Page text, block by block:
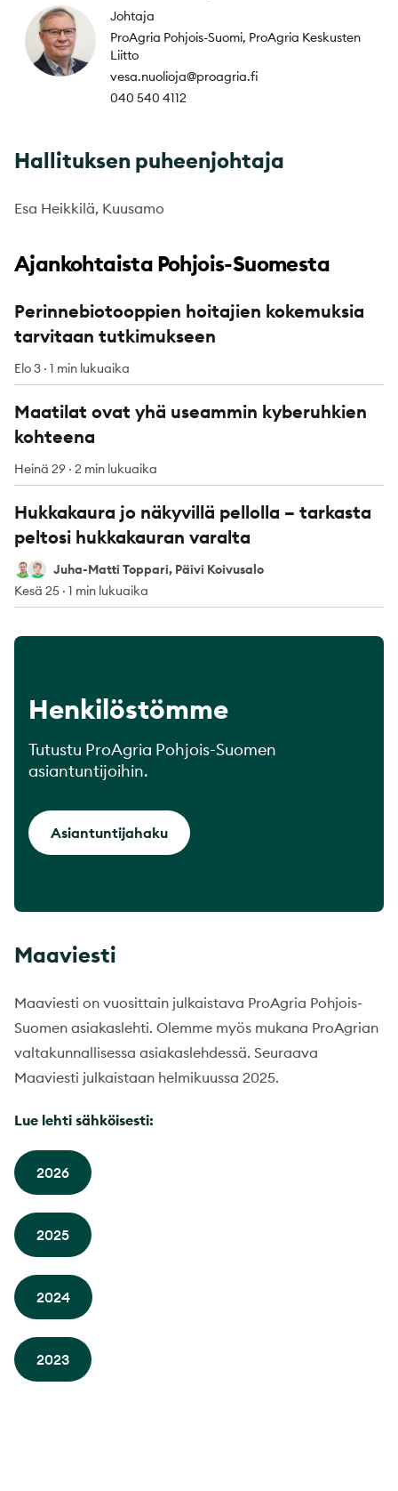
Johtaja
ProAgria Pohjois-Suomi, ProAgria Keskusten
Liitto
vesa.nuolioja@proagria.fi
040 540 4112
Hallituksen puheenjohtaja
Esa Heikkilä, Kuusamo
Ajankohtaista Pohjois-Suomesta
Perinnebiotooppien hoitajien kokemuksia
tarvitaan tutkimukseen
Elo 3 · 1 min lukuaika
Maatilat ovat yhä useammin kyberuhkien
kohteena
Heinä 29 · 2 min lukuaika
Hukkakaura jo näkyvillä pellolla – tarkasta
peltosi hukkakauran varalta
Juha-Matti Toppari
Päivi Koivusalo
Juha-Matti Toppari, Päivi Koivusalo
Kesä 25 · 1 min lukuaika
Henkilöstömme
Tutustu ProAgria Pohjois-Suomen
asiantuntijoihin.
Asiantuntijahaku
Maaviesti
Maaviesti on vuosittain julkaistava ProAgria Pohjois-
Suomen asiakaslehti. Olemme myös mukana ProAgrian
valtakunnallisessa asiakaslehdessä. Seuraava
Maaviesti julkaistaan helmikuussa 2025.
Lue lehti sähköisesti:
2026
2025
2024
2023